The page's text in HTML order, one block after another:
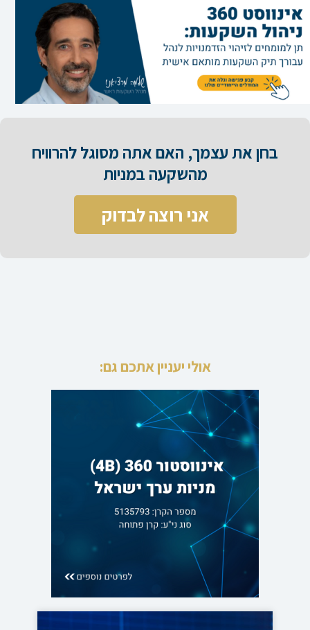
בחן את עצמך, האם אתה מסוגל להרוויח
מהשקעה במניות​
אני רוצה לבדוק
אולי יעניין אתכם גם: